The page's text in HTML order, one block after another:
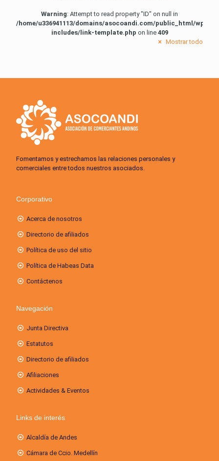
Warning: Attempt to read property "ID" on null in
/home/u336941113/domains/asocoandi.com/public_html/wp-
includes/link-template.php on line 409
Mostrar todo
Fomentamos y estrechamos las relaciones personales y
comerciales entre todos nuestros asociados.
Corporativo
Acerca de nosotros
Directorio de afiliados
Política de uso del sitio
Política de Habeas Data
Contáctenos
Navegación
Junta Directiva
Estatutos
Directorio de afiliados
Afiliaciones
Actividades & Eventos
Links de interés
Alcaldía de Andes
Cámara de Ccio. Medellín